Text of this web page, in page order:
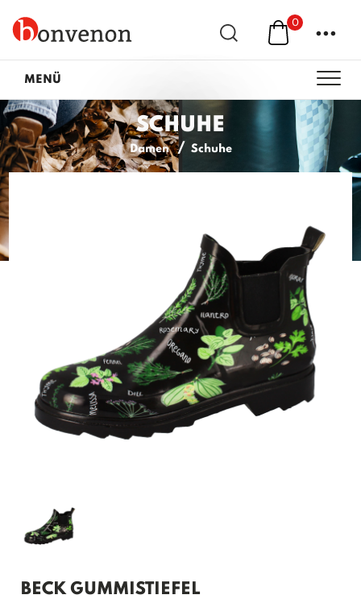
0 ...
MENÜ
SCHUHE
Damen Schuhe
BECK GUMMISTIEFEL